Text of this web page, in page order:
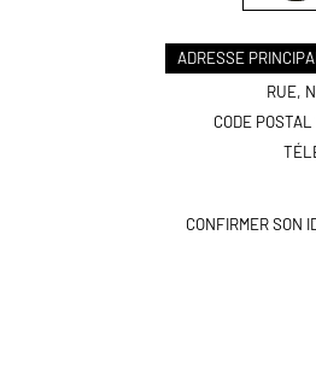
ADRESSE
RUE,
CODE
CONFIRMER SON